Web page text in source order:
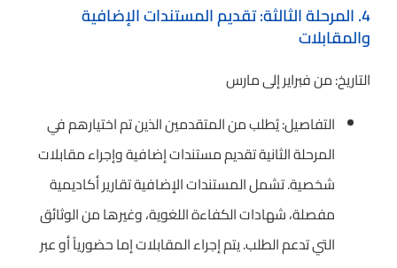
4. المرحلة الثالثة: تقديم المستندات الإضافية
والمقابلات
التاريخ: من فبراير إلى مارس
التفاصيل: يُطلب من المتقدمين الذين تم اختيارهم في
المرحلة الثانية تقديم مستندات إضافية وإجراء مقابلات
شخصية. تشمل المستندات الإضافية تقارير أكاديمية
مفصلة، شهادات الكفاءة اللغوية، وغيرها من الوثائق
التي تدعم الطلب. يتم إجراء المقابلات إما حضورياً أو عبر